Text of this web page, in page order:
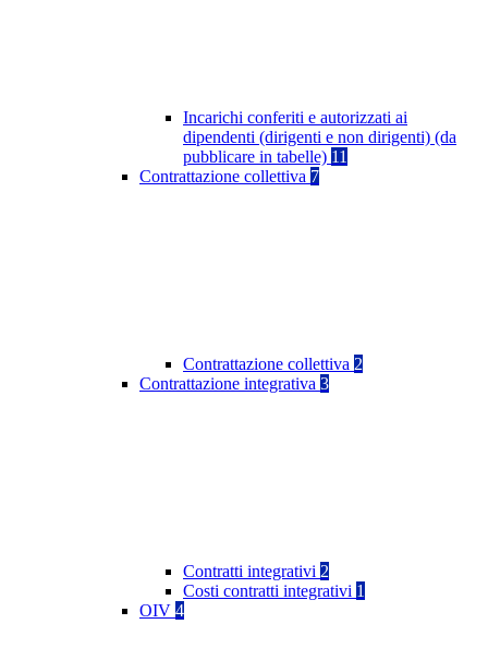
Incarichi conferiti e autorizzati ai
dipendenti (dirigenti e non dirigenti) (da
pubblicare in tabelle) 11
Contrattazione collettiva 7
Contrattazione collettiva 2
Contrattazione integrativa 3
Contratti integrativi 2
Costi contratti integrativi 1
OIV 4